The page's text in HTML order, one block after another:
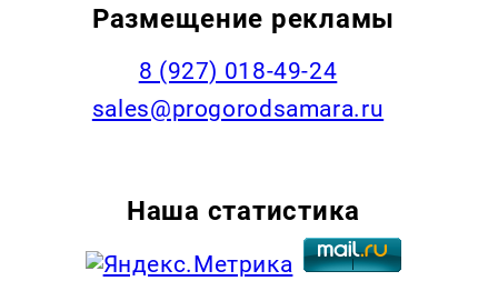
Размещение рекламы
8 (927) 018-49-24
sales@progorodsamara.ru
Наша статистика